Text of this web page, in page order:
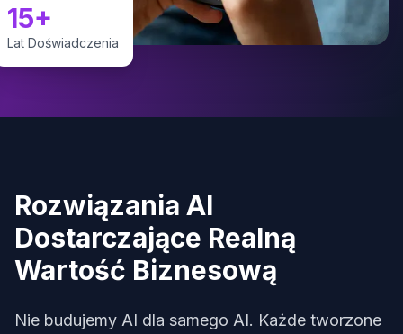
15+
Lat Doświadczenia
Rozwiązania AI
Dostarczające Realną
Wartość Biznesową
Nie budujemy AI dla samego AI. Każde tworzone